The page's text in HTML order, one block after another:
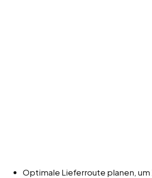
Optimale Lieferroute planen, um